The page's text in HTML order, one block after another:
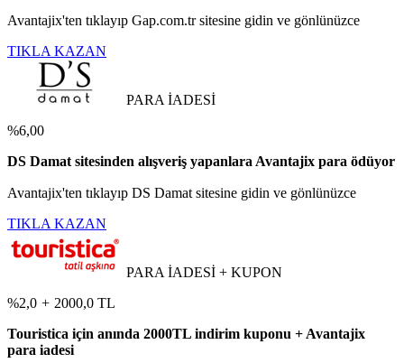
Avantajix'ten tıklayıp Gap.com.tr sitesine gidin ve gönlünüzce
TIKLA KAZAN
PARA İADESİ
%6,00
DS Damat sitesinden alışveriş yapanlara Avantajix para ödüyor
Avantajix'ten tıklayıp DS Damat sitesine gidin ve gönlünüzce
TIKLA KAZAN
PARA İADESİ + KUPON
%2,0 + 2000,0 TL
Touristica için anında 2000TL indirim kuponu + Avantajix
para iadesi